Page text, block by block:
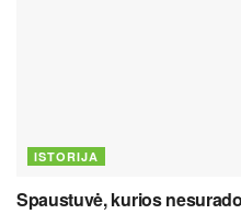
ISTORIJA
Spaustuvė, kurios